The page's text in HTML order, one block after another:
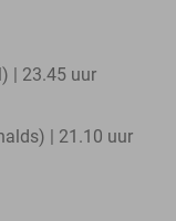
| 23.45 uur
| 21.10 uur